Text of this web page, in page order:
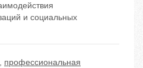
и социальных
, профессиональная